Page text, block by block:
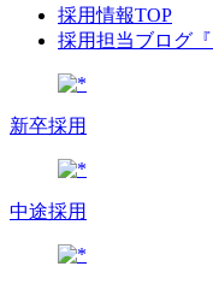
採用情報TOP
採用担当ブログ『
新卒採用
中途採用